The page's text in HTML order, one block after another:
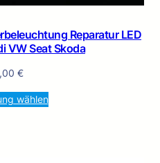
Reparatur LED
VW Seat Skoda
€
wählen